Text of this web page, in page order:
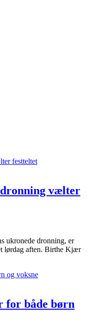
dronning vælter
ukronede dronning, er
lørdag aften. Birthe Kjær
for både børn